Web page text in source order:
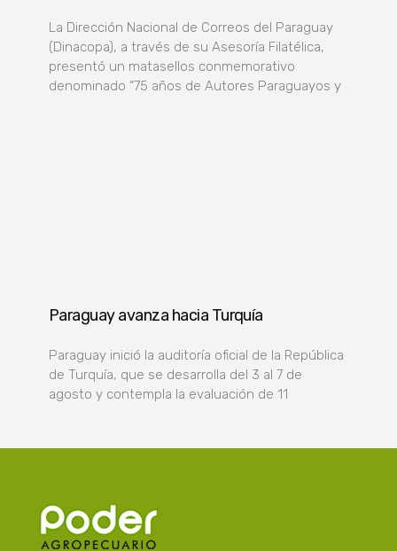
La Dirección Nacional de Correos del Paraguay
(Dinacopa), a través de su Asesoría Filatélica,
presentó un matasellos conmemorativo
denominado “75 años de Autores Paraguayos y
Paraguay avanza hacia Turquía
Paraguay inició la auditoría oficial de la República
de Turquía, que se desarrolla del 3 al 7 de
agosto y contempla la evaluación de 11